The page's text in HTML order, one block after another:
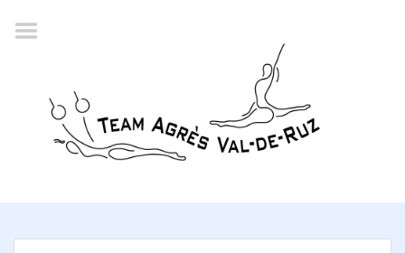
Accueil
Championnat romand
2022
La société